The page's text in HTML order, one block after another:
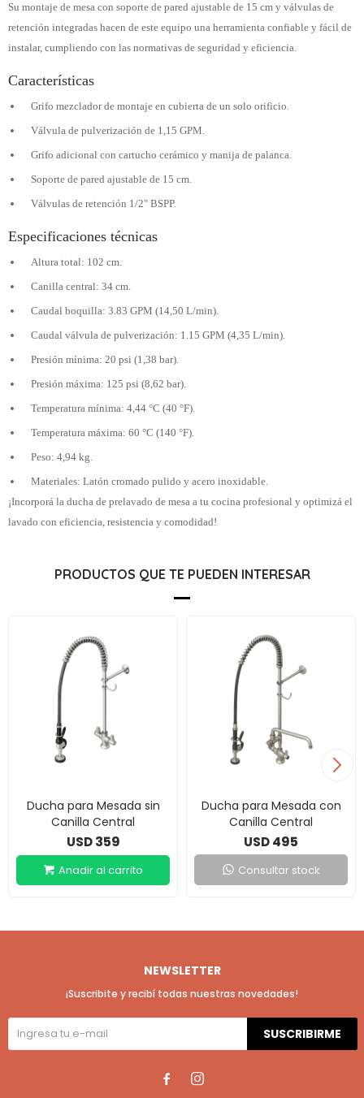
Su montaje de mesa con soporte de pared ajustable de 15 cm y válvulas de
retención integradas hacen de este equipo una herramienta confiable y fácil de
instalar, cumpliendo con las normativas de seguridad y eficiencia.
Características
Grifo mezclador de montaje en cubierta de un solo orificio.
Válvula de pulverización de 1,15 GPM.
Grifo adicional con cartucho cerámico y manija de palanca.
Soporte de pared ajustable de 15 cm.
Válvulas de retención 1/2" BSPP.
Especificaciones técnicas
Altura total: 102 cm.
Canilla central: 34 cm.
Caudal boquilla: 3.83 GPM (14,50 L/min).
Caudal válvula de pulverización: 1.15 GPM (4,35 L/min).
Presión mínima: 20 psi (1,38 bar).
Presión máxima: 125 psi (8,62 bar).
Temperatura mínima: 4,44 °C (40 °F).
Temperatura máxima: 60 °C (140 °F).
Peso: 4,94 kg.
Materiales: Latón cromado pulido y acero inoxidable.
¡Incorporá la ducha de prelavado de mesa a tu cocina profesional y optimizá el
lavado con eficiencia, resistencia y comodidad!
PRODUCTOS QUE TE PUEDEN INTERESAR
Ducha para Mesada sin
Canilla Central
USD 359
Ducha para Mesada con
Canilla Central
USD495
Consultar stock
NEWSLETTER
¡Suscribite y recibí todas nuestras novedades!
SUSCRIBIRME
 